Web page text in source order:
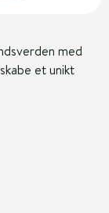
med
et unikt